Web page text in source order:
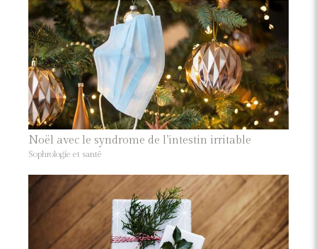
Noël avec le syndrome de l’intestin irritable
Sophrologie et santé